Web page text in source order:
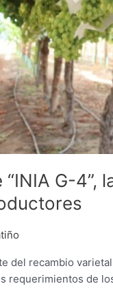
G-4”,
del recambio
requerimientos de